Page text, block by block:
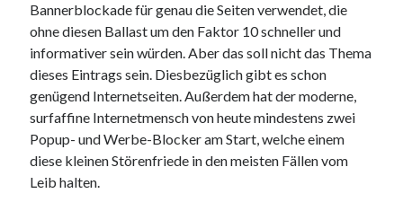
Seiten
Running
Impressum / Datenschutz
RSS Feed
Arduino und BME 280
Bannerblockade für genau die Seiten verwendet, die
ohne diesen Ballast um den Faktor 10 schneller und
informativer sein würden. Aber das soll nicht das Thema
dieses Eintrags sein. Diesbezüglich gibt es schon
genügend Internetseiten. Außerdem hat der moderne,
surfaffine Internetmensch von heute mindestens zwei
Popup- und Werbe-Blocker am Start, welche einem
diese kleinen Störenfriede in den meisten Fällen vom
Leib halten.